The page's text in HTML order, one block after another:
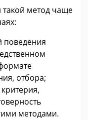
метод чаще
поведения
отбора;
методами.